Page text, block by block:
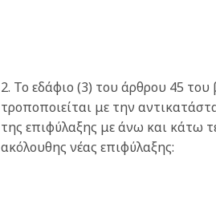
2. Το εδάφιο (3) του άρθρου 45
τροποποιείται με την
της επιφύλαξης με άνω και κάτω
ακόλουθης νέας επιφύλαξης: